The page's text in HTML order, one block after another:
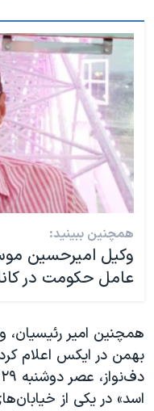
همچنین ببینید:
وکیل امیرحسین
عامل حکومت در
بهمن در ایکس اعلام
اسد» در یکی از